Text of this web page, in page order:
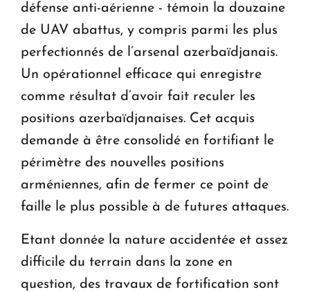
défense anti-aérienne - témoin la douzaine
de UAV abattus, y compris parmi les plus
perfectionnés de l’arsenal azerbaïdjanais.
Un opérationnel efficace qui enregistre
comme résultat d’avoir fait reculer les
positions azerbaïdjanaises. Cet acquis
demande à être consolidé en fortifiant le
périmètre des nouvelles positions
arméniennes, afin de fermer ce point de
faille le plus possible à de futures attaques.
Etant donnée la nature accidentée et assez
difficile du terrain dans la zone en
question, des travaux de fortification sont